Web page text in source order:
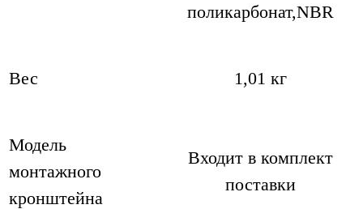
поликарбонат,NBR
Вес 1,01 кг
Модель
монтажного
кронштейна
Входит в комплект
поставки